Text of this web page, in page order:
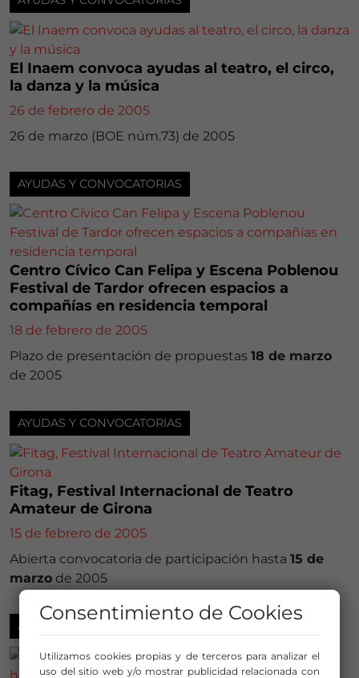
El Inaem convoca ayudas al teatro, el circo,
la danza y la música
26 de febrero de 2005
26 de marzo (BOE núm.73) de 2005
AYUDAS Y CONVOCATORIAS
Centro Cívico Can Felipa y Escena Poblenou
Festival de Tardor ofrecen espacios a
compañías en residencia temporal
18 de febrero de 2005
Plazo de presentación de propuestas 18 de marzo
de 2005
AYUDAS Y CONVOCATORIAS
Fitag, Festival Internacional de Teatro
Amateur de Girona
15 de febrero de 2005
Abierta convocatoria de participación hasta 15 de
marzo de 2005
AYUDAS Y CONVOCATORIAS
Consentimiento de Cookies
Utilizamos cookies propias y de terceros para analizar el
uso del sitio web y/o mostrar publicidad relacionada con